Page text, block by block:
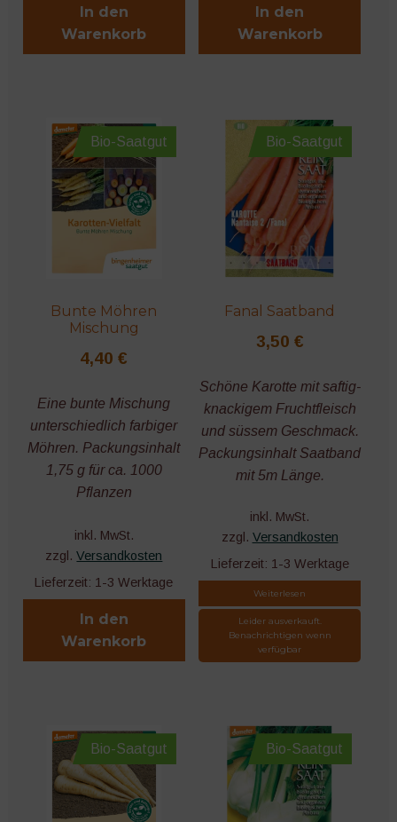
In den
Warenkorb
In den
Warenkorb
Bio-Saatgut
Bunte Möhren
Mischung
4,40€
Eine bunte Mischung
unterschiedlich farbiger
Möhren. Packungsinhalt
1,75 g für ca. 1000
Pflanzen
inkl. MwSt.
zzgl.Versandkosten
Lieferzeit: 1-3 Werktage
In den
Warenkorb
Bio-Saatgut
Fanal Saatband
3,50 €
Schöne Karotte mit saftig-
knackigem Fruchtfleisch
und süssem Geschmack.
Packungsinhalt Saatband
mit 5m Länge.
inkl. MwSt.
zzgl. Versandkosten
Lieferzeit: 1-3 Werktage
Weiterlesen
Leider ausverkauft.
Benachrichtigen wenn
verfügbar
Bio-Saatgut Bio-Saatgut